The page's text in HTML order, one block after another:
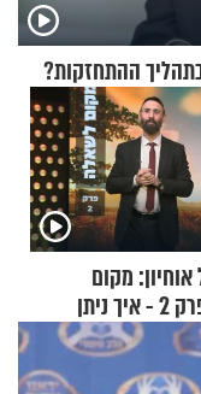
ההתחזקות?
מקום
לשאלה, פרק 2 - איך ניתן
משמיים?